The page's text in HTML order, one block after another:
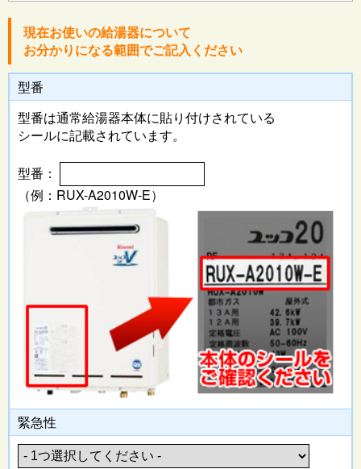
現在お使いの給湯器について
お分かりになる範囲でご記入ください
型番
型番は通常給湯器本体に貼り付けされている
シールに記載されています。
型番：
（例：RUX-A2010W-E）
緊急性